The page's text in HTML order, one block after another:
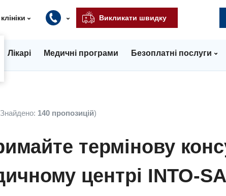
Викликати швидку
Лікарі Медичні програми Безоплатні послуги
140 пропозицій)
термінову
центрі INTO-